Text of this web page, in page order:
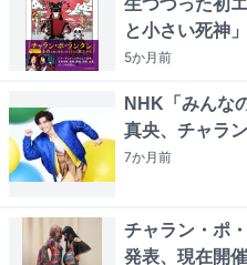
生つづった初
と小さい死神
5か月前
NHK「みんな
真央、チャラ
7か月前
チャラン・ポ
発表、現在開